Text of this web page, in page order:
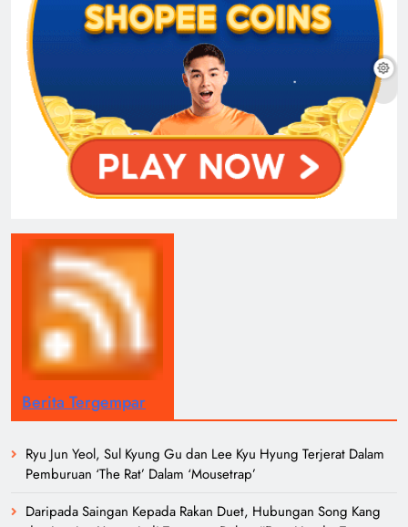
Berita Tergempar
Ryu Jun Yeol, Sul Kyung Gu dan Lee Kyu Hyung Terjerat Dalam
Pemburuan ‘The Rat’ Dalam ‘Mousetrap’
Daripada Saingan Kepada Rakan Duet, Hubungan Song Kang